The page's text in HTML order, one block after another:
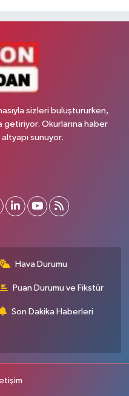
sizleri buluştururken,
getiriyor. Okurlarına haber
sunuyor.
Hava Durumu
Puan Durumu ve Fikstür
Son Dakika Haberleri